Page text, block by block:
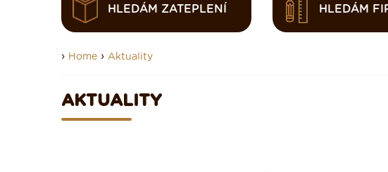
HLEDÁM ZATEPLENÍ HLEDÁM
› Home › Aktuality
AKTUALITY